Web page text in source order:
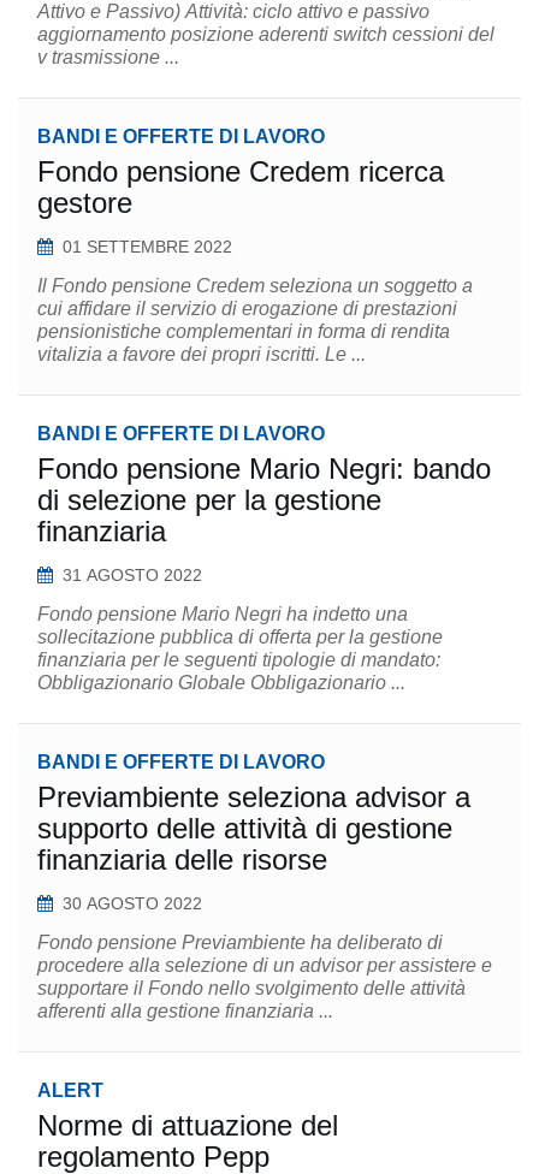
Attivo e Passivo) Attività: ciclo attivo e passivo
aggiornamento posizione aderenti switch cessioni del
v trasmissione ...
BANDI E OFFERTE DI LAVORO
Fondo pensione Credem ricerca
gestore
01 SETTEMBRE 2022
Il Fondo pensione Credem seleziona un soggetto a
cui affidare il servizio di erogazione di prestazioni
pensionistiche complementari in forma di rendita
vitalizia a favore dei propri iscritti. Le ...
BANDI E OFFERTE DI LAVORO
Fondo pensione Mario Negri: bando
di selezione per la gestione
finanziaria
31 AGOSTO 2022
Fondo pensione Mario Negri ha indetto una
sollecitazione pubblica di offerta per la gestione
finanziaria per le seguenti tipologie di mandato:
Obbligazionario Globale Obbligazionario ...
BANDI E OFFERTE DI LAVORO
Previambiente seleziona advisor a
supporto delle attività di gestione
finanziaria delle risorse
30 AGOSTO 2022
Fondo pensione Previambiente ha deliberato di
procedere alla selezione di un advisor per assistere e
supportare il Fondo nello svolgimento delle attività
afferenti alla gestione finanziaria ...
ALERT
Norme di attuazione del
regolamento Pepp